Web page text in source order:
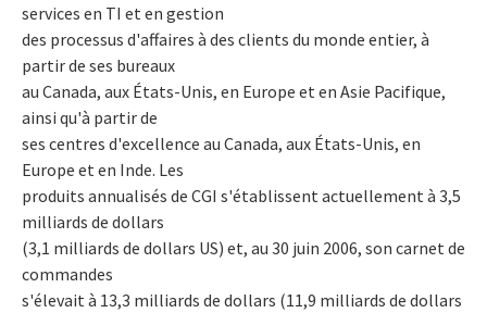
services en TI et en gestion
des processus d'affaires à des clients du monde entier, à
partir de ses bureaux
au Canada, aux États-Unis, en Europe et en Asie Pacifique,
ainsi qu'à partir de
ses centres d'excellence au Canada, aux États-Unis, en
Europe et en Inde. Les
produits annualisés de CGI s'établissent actuellement à 3,5
milliards de dollars
(3,1 milliards de dollars US) et, au 30 juin 2006, son carnet de
commandes
s'élevait à 13,3 milliards de dollars (11,9 milliards de dollars